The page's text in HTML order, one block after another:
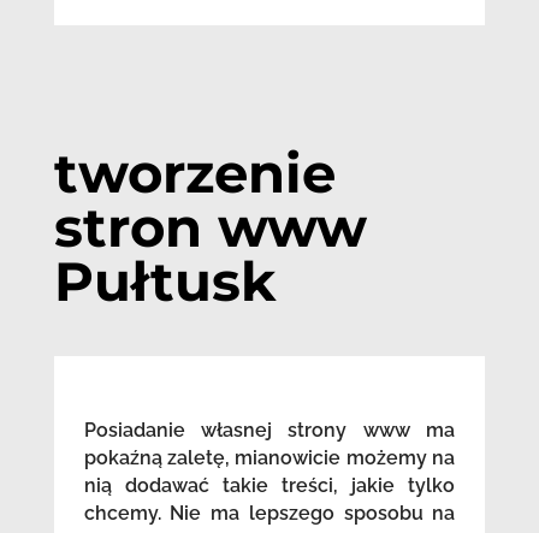
tworzenie
stron www
Pułtusk
Posiadanie własnej strony www ma
pokaźną zaletę, mianowicie możemy na
nią dodawać takie treści, jakie tylko
chcemy. Nie ma lepszego sposobu na